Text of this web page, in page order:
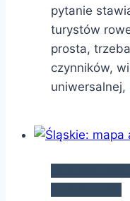
pytanie
turystów
prosta,
czynników,
uniwersalnej,